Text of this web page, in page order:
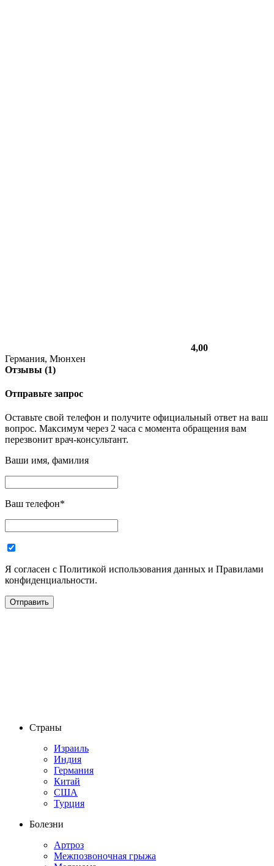
4,00
Германия, Мюнхен
Отзывы (1)
Отправьте запрос
Оставьте свой телефон и получите официальный ответ на ваш
вопрос. Максимум через 2 часа с момента обращения вам
перезвонит врач-консультант.
Ваши имя, фамилия
Ваш телефон*
Я согласен с Политикой использования данных и Правилами
конфиденциальности.
Страны
Израиль
Индия
Германия
Китай
США
Турция
Болезни
Артроз
Межпозвоночная грыжа